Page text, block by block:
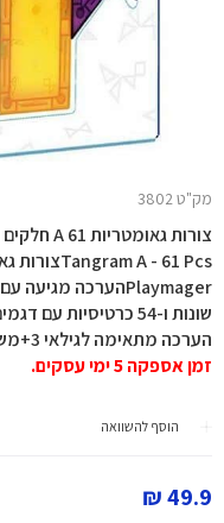
מק"ט 3802
שונות ו-54 כרטיסיות עם דגמים לבנייה.
הערכה מתאימה לגילאי 3+משתתפים: 1+
זמן אספקה 5 ימי עסקים.
הוסף להשוואה
49.9 ₪